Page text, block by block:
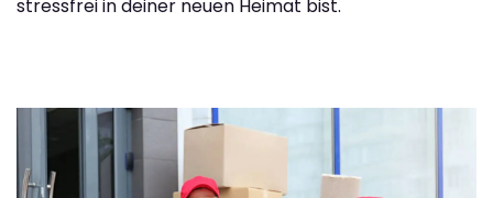
stressfrei in deiner neuen Heimat bist.